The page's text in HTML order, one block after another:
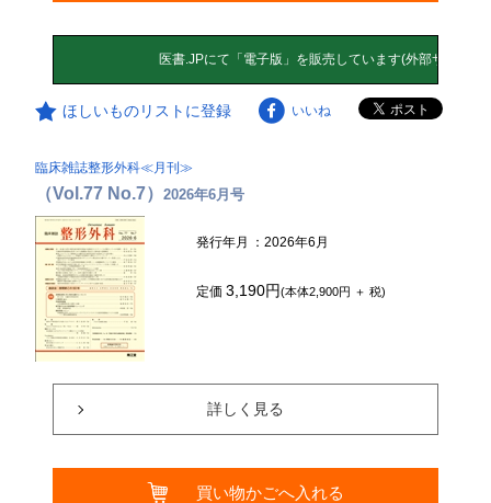
ほしいものリストに登録 いいね
臨床雑誌整形外科≪月刊≫
（Vol.77 No.7）2026年6月号
発行年月 ：2026年6月
定価3,190円(本体2,900円 ＋ 税)
詳しく見る
買い物かごへ入れる